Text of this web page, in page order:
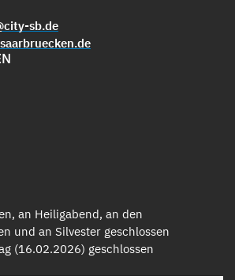
sb.de
an Heiligabend, an den
und an Silvester geschlossen
(16.02.2026) geschlossen